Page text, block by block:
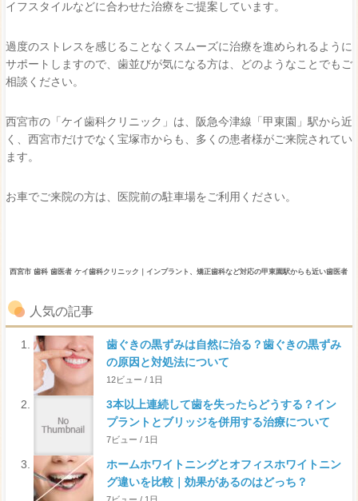
イフスタイルなどに合わせた治療をご提案しています。
過度のストレスを感じることなくスムーズに治療を進められるように
サポートしますので、歯並びが気になる方は、どのようなことでもご
相談ください。
西宮市の「ケイ歯科クリニック」は、阪急今津線「甲東園」駅から近
く、西宮市だけでなく宝塚市からも、多くの患者様がご来院されてい
ます。
お車でご来院の方は、医院前の駐車場をご利用ください。
西宮市 歯科 歯医者 ケイ歯科クリニック｜インプラント、矯正歯科など対応の甲東園駅からも近い歯医者
人気の記事
歯ぐきの黒ずみは自然に治る？歯ぐきの黒ずみ
の原因と対処法について
12ビュー / 1日
3本以上連続して歯を失ったらどうする？イン
プラントとブリッジを併用する治療について
7ビュー / 1日
ホームホワイトニングとオフィスホワイトニン
グ違いを比較｜効果があるのはどっち？
7ビュー / 1日